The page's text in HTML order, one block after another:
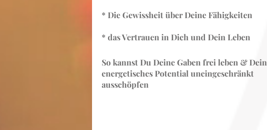
* Die Gewissheit über Deine Fähigkeiten
* das Vertrauen in Dich und Dein Leben
So kannst Du Deine Gaben frei leben & Dein
energetisches Potential uneingeschränkt
ausschöpfen